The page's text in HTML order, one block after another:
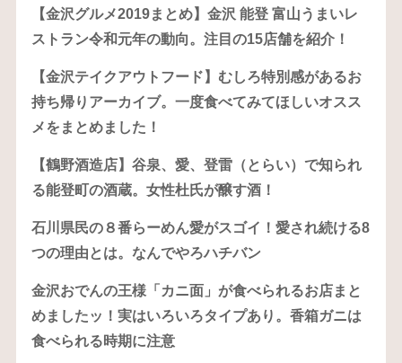
【金沢グルメ2019まとめ】金沢 能登 富山うまいレ
ストラン令和元年の動向。注目の15店舗を紹介！
【金沢テイクアウトフード】むしろ特別感があるお
持ち帰りアーカイブ。一度食べてみてほしいオスス
メをまとめました！
【鶴野酒造店】谷泉、愛、登雷（とらい）で知られ
る能登町の酒蔵。女性杜氏が醸す酒！
石川県民の８番らーめん愛がスゴイ！愛され続ける8
つの理由とは。なんでやろハチバン
金沢おでんの王様「カニ面」が食べられるお店まと
めましたッ！実はいろいろタイプあり。香箱ガニは
食べられる時期に注意